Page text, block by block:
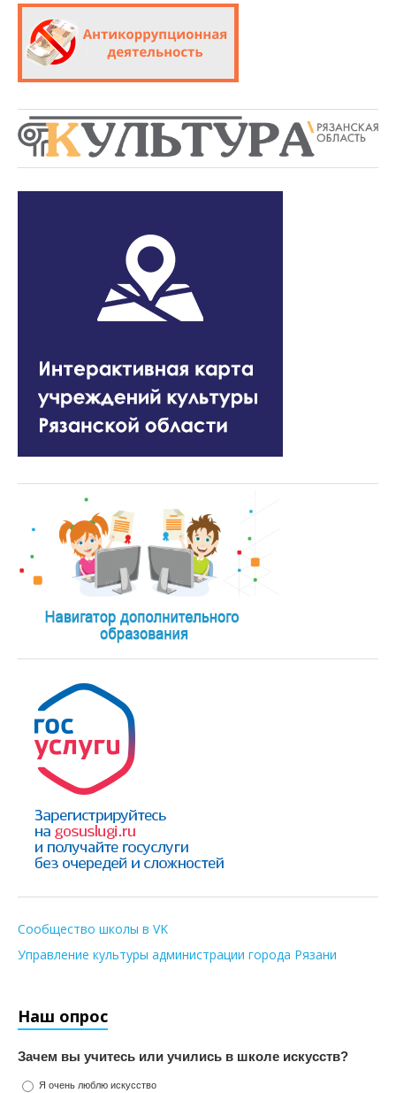
Сообщество школы в VK
Управление культуры администрации города Рязани
Наш опрос
Зачем вы учитесь или учились в школе искусств?
Я очень люблю искусство